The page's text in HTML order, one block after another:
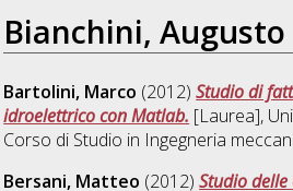
Bianchini, Augusto
Bartolini, Marco (2012)Studio di
idroelettrico con Matlab. [Laurea],
Corso di Studio in Ingegneria
Bersani, Matteo (2012)Studio